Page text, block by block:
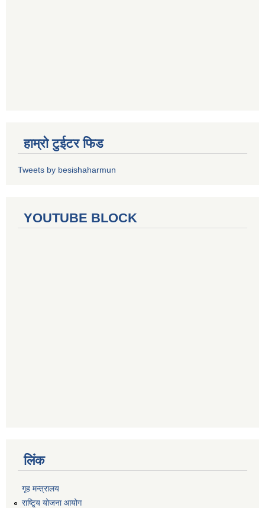
हाम्रो टुईटर फिड
Tweets by besishaharmun
YOUTUBE BLOCK
लिंक
गृह मन्त्रालय
राष्टि्ृय योजना आयोग